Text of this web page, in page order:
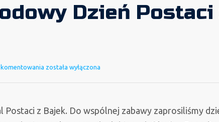
Dzień Postaci
Międzynarodowy
z
została wyłączona
z Bajek. Do wspólnej zabawy zaprosiliśmy